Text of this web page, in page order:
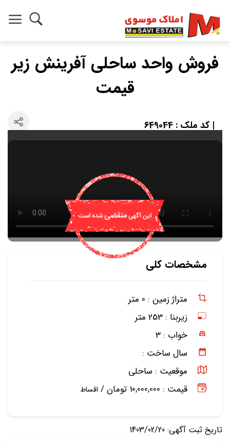
فروش واحد ساحلی آفرینش زیر
قیمت
| کد ملک : 649044
مشخصات کلی
متراژ زمین : 0 متر
زیربنا : 253 متر
خواب : 3
سال ساخت :
موقعیت : ساحلی
قیمت : 10,000,000 تومان /
اقساط
تاریخ ثبت آگهی: 1403/02/20